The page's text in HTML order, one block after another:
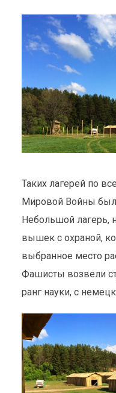
Таких лагерей по
Мировой Войны
Небольшой лагерь,
вышек с охраной,
выбранное место
Фашисты возвели
ранг науки, с